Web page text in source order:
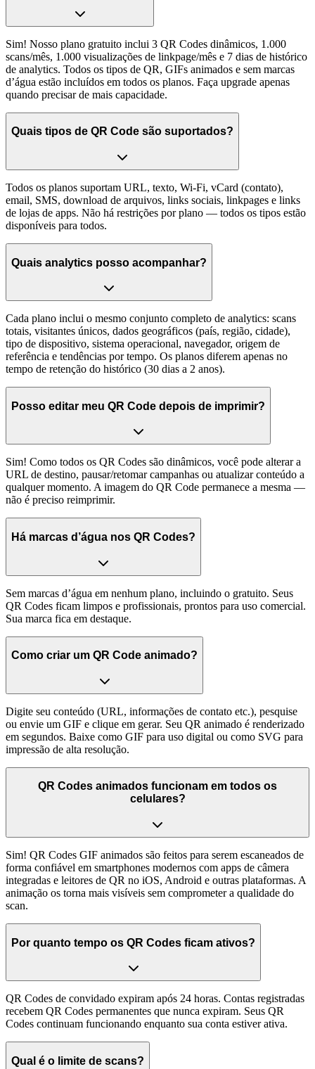
Sim! Nosso plano gratuito inclui 3 QR Codes dinâmicos, 1.000
scans/mês, 1.000 visualizações de linkpage/mês e 7 dias de histórico
de analytics. Todos os tipos de QR, GIFs animados e sem marcas
d’água estão incluídos em todos os planos. Faça upgrade apenas
quando precisar de mais capacidade.
Quais tipos de QR Code são suportados?
Todos os planos suportam URL, texto, Wi‑Fi, vCard (contato),
email, SMS, download de arquivos, links sociais, linkpages e links
de lojas de apps. Não há restrições por plano — todos os tipos estão
disponíveis para todos.
Quais analytics posso acompanhar?
Cada plano inclui o mesmo conjunto completo de analytics: scans
totais, visitantes únicos, dados geográficos (país, região, cidade),
tipo de dispositivo, sistema operacional, navegador, origem de
referência e tendências por tempo. Os planos diferem apenas no
tempo de retenção do histórico (30 dias a 2 anos).
Posso editar meu QR Code depois de imprimir?
Sim! Como todos os QR Codes são dinâmicos, você pode alterar a
URL de destino, pausar/retomar campanhas ou atualizar conteúdo a
qualquer momento. A imagem do QR Code permanece a mesma —
não é preciso reimprimir.
Há marcas d’água nos QR Codes?
Sem marcas d’água em nenhum plano, incluindo o gratuito. Seus
QR Codes ficam limpos e profissionais, prontos para uso comercial.
Sua marca fica em destaque.
Como criar um QR Code animado?
Digite seu conteúdo (URL, informações de contato etc.), pesquise
ou envie um GIF e clique em gerar. Seu QR animado é renderizado
em segundos. Baixe como GIF para uso digital ou como SVG para
impressão de alta resolução.
QR Codes animados funcionam em todos os
celulares?
Sim! QR Codes GIF animados são feitos para serem escaneados de
forma confiável em smartphones modernos com apps de câmera
integradas e leitores de QR no iOS, Android e outras plataformas. A
animação os torna mais visíveis sem comprometer a qualidade do
scan.
Por quanto tempo os QR Codes ficam ativos?
QR Codes de convidado expiram após 24 horas. Contas registradas
recebem QR Codes permanentes que nunca expiram. Seus QR
Codes continuam funcionando enquanto sua conta estiver ativa.
Qual é o limite de scans?